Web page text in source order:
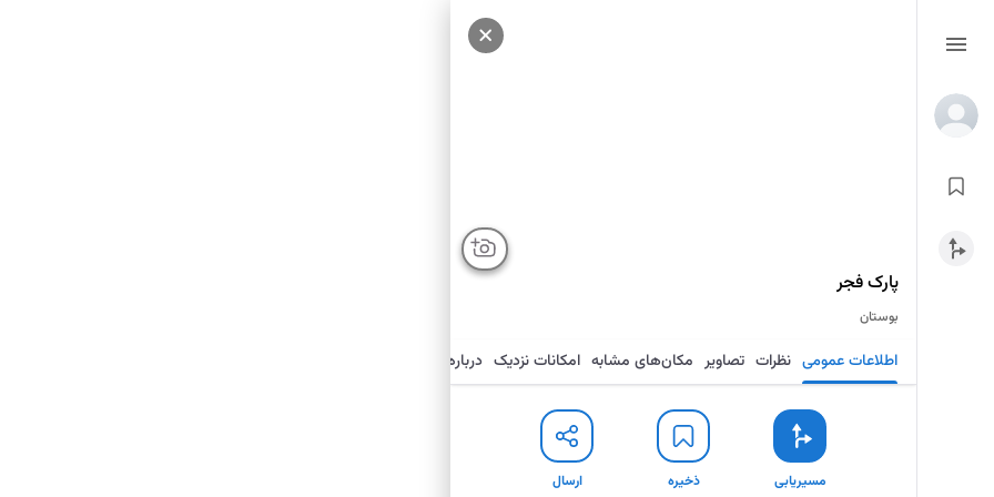
پارک فجر
بوستان
اطلاعات عمومی نظرات تصاویر مکان‌های مشابه امکانات نزدیک درباره
مسیریابی ذخیره ارسال